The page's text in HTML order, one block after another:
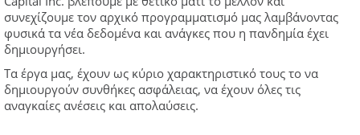
συνεχίζουμε τον αρχικό προγραμματισμό μας λαμβάνοντας
φυσικά τα νέα δεδομένα και ανάγκες που η πανδημία έχει
δημιουργήσει.
Τα έργα μας, έχουν ως κύριο χαρακτηριστικό τους το να
δημιουργούν συνθήκες ασφάλειας, να έχουν όλες τις
αναγκαίες ανέσεις και απολαύσεις.